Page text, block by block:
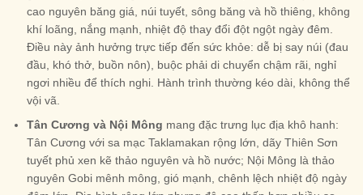
cao nguyên băng giá, núi tuyết, sông băng và hồ thiêng, không
khí loãng, nắng mạnh, nhiệt độ thay đổi đột ngột ngày đêm.
Điều này ảnh hưởng trực tiếp đến sức khỏe: dễ bị say núi (đau
đầu, khó thở, buồn nôn), buộc phải di chuyển chậm rãi, nghỉ
ngơi nhiều để thích nghi. Hành trình thường kéo dài, không thể
vội vã.
Tân Cương và Nội Mông mang đặc trưng lục địa khô hanh:
Tân Cương với sa mạc Taklamakan rộng lớn, dãy Thiên Sơn
tuyết phủ xen kẽ thảo nguyên và hồ nước; Nội Mông là thảo
nguyên Gobi mênh mông, gió mạnh, chênh lệch nhiệt độ ngày